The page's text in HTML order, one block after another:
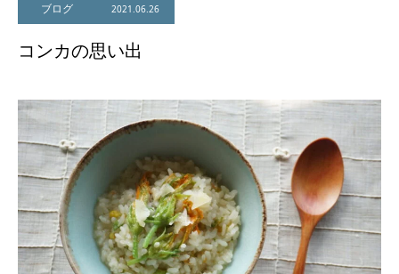
ブログ 2021.06.26
コンカの思い出